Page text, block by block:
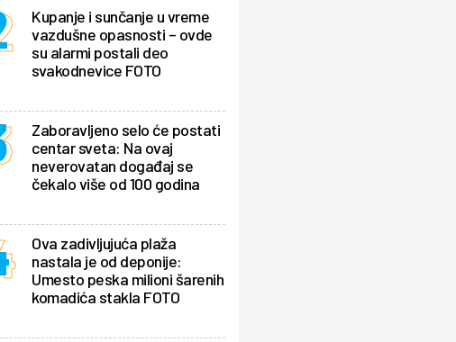
Kupanje i sunčanje u vreme
vazdušne opasnosti – ovde
su alarmi postali deo
svakodnevice FOTO
Zaboravljeno selo će postati
centar sveta: Na ovaj
neverovatan događaj se
čekalo više od 100 godina
Ova zadivljujuća plaža
nastala je od deponije:
Umesto peska milioni šarenih
komadića stakla FOTO